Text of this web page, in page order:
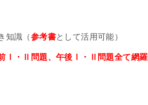
知識（参考書として活用可能）
Ⅰ・Ⅱ問題、午後Ⅰ・Ⅱ問題全て網羅